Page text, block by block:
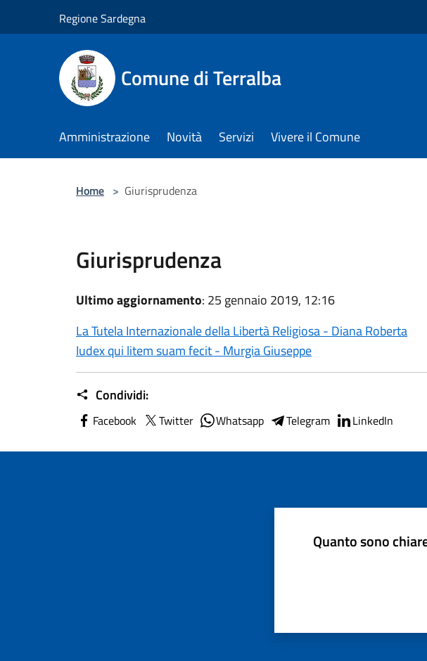
Regione Sardegna
Comune di Terralba
Amministrazione Novità Servizi Vivere il Comune
Home > Giurisprudenza
Giurisprudenza
Ultimo aggiornamento: 25 gennaio 2019, 12:16
La Tutela Internazionale della Libertà Religiosa - Diana Roberta
Iudex qui litem suam fecit - Murgia Giuseppe
Condividi:
Facebook Twitter Whatsapp Telegram LinkedIn
Quanto sono